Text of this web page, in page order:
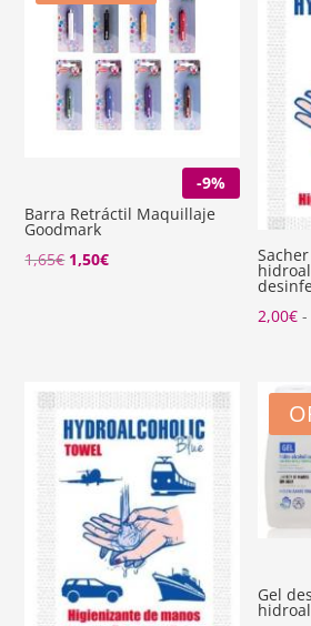
-9%
Barra Retráctil Maquillaje
Goodmark
1,65€ El
1,50€El
2,00€ -
Gel